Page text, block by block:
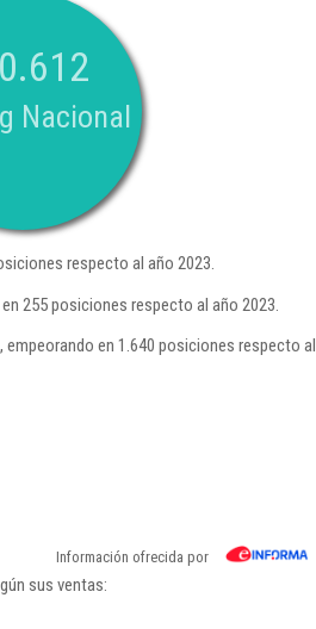
Nacional
respecto al año 2023.
255 posiciones respecto al año 2023.
empeorando en 1.640 posiciones respecto al
Información ofrecida por
sus ventas: